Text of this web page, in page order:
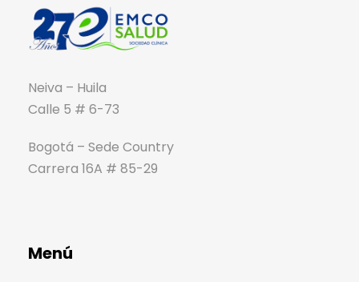
Neiva – Huila
Calle 5 # 6-73
Bogotá – Sede Country
Carrera 16A # 85-29
Menú